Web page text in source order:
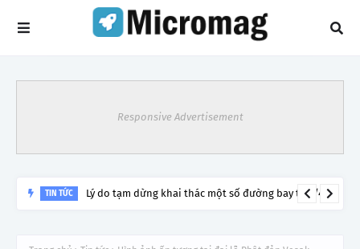
Responsive Advertisement
TIN TỨC Rực rỡ hoa phượng giữa ngàn thông